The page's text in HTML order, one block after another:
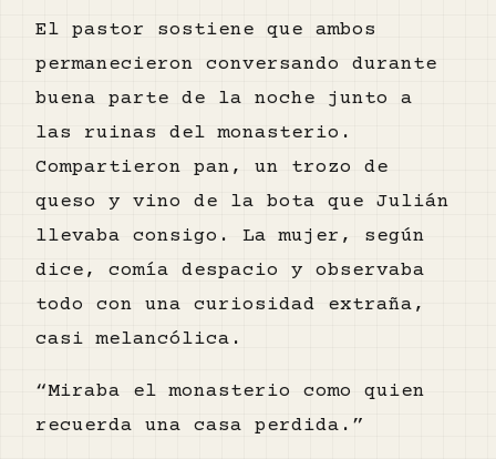
El pastor sostiene que ambos
permanecieron conversando durante
buena parte de la noche junto a
las ruinas del monasterio.
Compartieron pan, un trozo de
queso y vino de la bota que Julián
llevaba consigo. La mujer, según
dice, comía despacio y observaba
todo con una curiosidad extraña,
casi melancólica.
“Miraba el monasterio como quien
recuerda una casa perdida.”